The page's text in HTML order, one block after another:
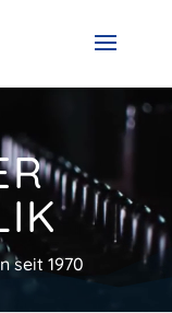
seit 1970